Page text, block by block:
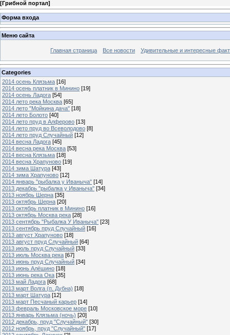
[Грибной портал]
Форма входа
Меню сайта
Главная страница Все новости Удивительные и интересные
Categories
2014 осень Клязьма [16]
2014 осень платник в Минино [19]
2014 осень Ладога [54]
2014 лето река Москва [65]
2014 лето "Мойкина дача" [18]
2014 лето Болото [40]
2014 лето пруд в Алферово [13]
2014 лето пруд во Всеволодово [8]
2014 лето пруд Случайный [12]
2014 весна Ладога [45]
2014 весна река Москва [53]
2014 весна Клязьма [18]
2014 весна Храпуново [19]
2014 зима Шатура [43]
2014 зима Храпуново [12]
2014 январь "рыбалка у Иваныча" [14]
2013 декабрь "рыбалка у Иваныча" [34]
2013 ноябрь Шерна [35]
2013 октябрь Шерна [20]
2013 октябрь платник в Минино [16]
2013 октябрь Москва река [28]
2013 сентябрь "Рыбалка У Иваныча" [23]
2013 сентябрь пруд Случайный [16]
2013 август Храпуново [18]
2013 август пруд Случайный [64]
2013 июль пруд Случайный [33]
2013 июль Москва река [67]
2013 июнь пруд Случайный [34]
2013 июнь Алёшино [18]
2013 июнь река Ока [35]
2013 май Ладога [68]
2013 март Волга (п. Дубна) [18]
2013 март Шатура [12]
2013 март Песчаный карьер [14]
2013 февраль Московское море [10]
2013 январь Клязьма (ночь) [20]
2012 декабрь, пруд "Случайный" [30]
2012 ноябрь, пруд "Случайный" [17]